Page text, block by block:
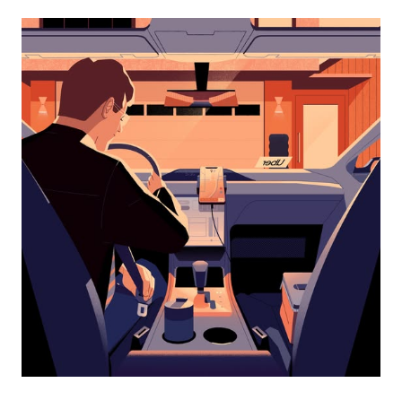
で
ン
ダ
ー
を
操
作
し、
を
選
択
す。